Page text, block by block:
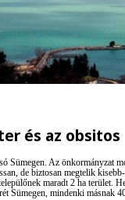
és az obsitos
Sümegen. Az önkormányzat
de biztosan megtelik
maradt 2 ha terület.
Sümegen, mindenki másnak